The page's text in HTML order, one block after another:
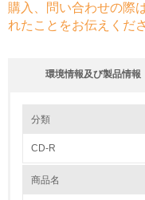
購入、問い合わせの際
れたことをお伝えくだ
環境情報及び製品情報
1.環境取り組み体制
分類
CD-R
商品名